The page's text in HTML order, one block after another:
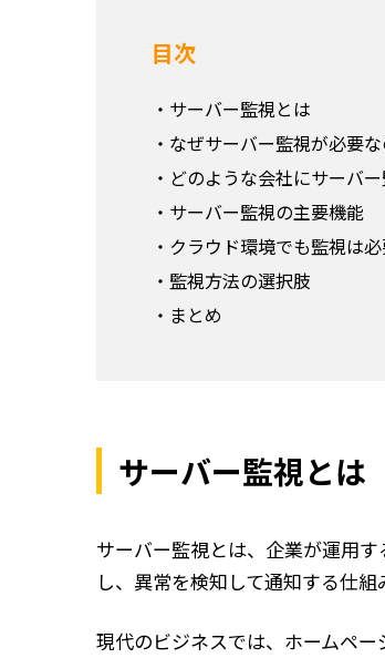
目次
サーバー監視とは
なぜサーバー監視が必要
どのような会社にサーバ
サーバー監視の主要機能
クラウド環境でも監視は
監視方法の選択肢
まとめ
サーバー監視とは
サーバー監視とは、企業が運用
し、異常を検知して通知する仕組
現代のビジネスでは、ホームペ